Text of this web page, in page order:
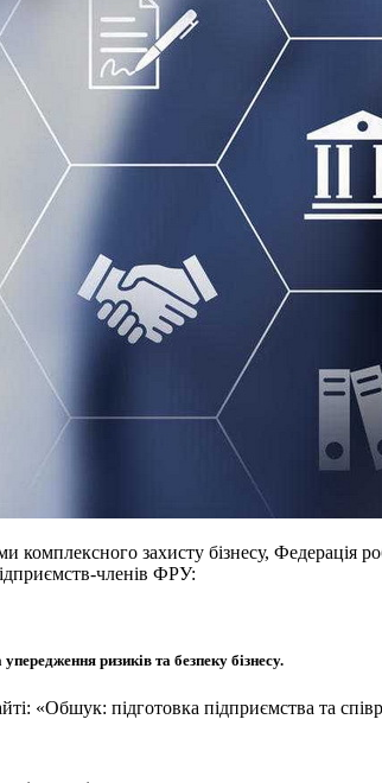
комплексного захисту бізнесу, Федерація
членів ФРУ:
ризиків та безпеку бізнесу.
«Обшук: підготовка підприємства та